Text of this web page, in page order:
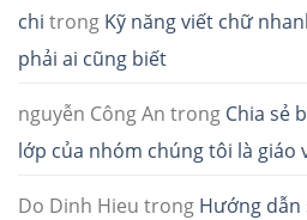
chi trong Kỹ năng viết chữ
phải ai cũng biết
nguyễn Công An trong Chia sẻ
lớp của nhóm chúng tôi là giáo
Do Dinh Hieu trong Hướng